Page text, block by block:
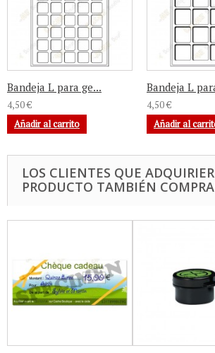
Bandeja L para ge...
4,50 €
Añadir al carrito
Bandeja L
4,50 €
Añadir al
LOS CLIENTES QUE
PRODUCTO TAMBIÉN